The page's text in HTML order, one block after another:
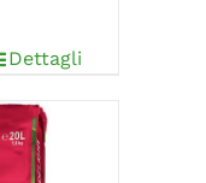
Dettagli